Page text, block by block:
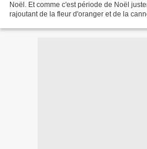
Noël. Et comme c'est période de Noël
rajoutant de la fleur d'oranger et de la